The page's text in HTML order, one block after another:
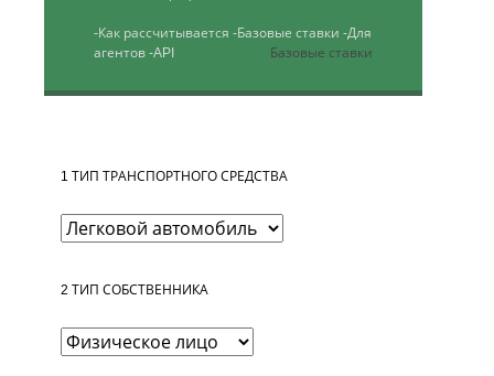
-Как рассчитывается -Базовые ставки -Для
агентов-API Базовые ставки
1 ТИП ТРАНСПОРТНОГО СРЕДСТВА
2 ТИП СОБСТВЕННИКА